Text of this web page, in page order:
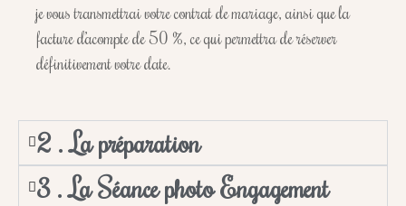
je vous transmettrai votre contrat de mariage, ainsi que la
facture d’acompte de 50 %, ce qui permettra de réserver
définitivement votre date.
2 . La préparation
3 . La Séance photo Engagement